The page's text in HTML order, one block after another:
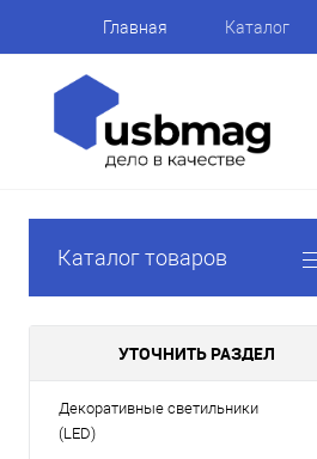
Главная Каталог
Каталог товаров
УТОЧНИТЬ РАЗДЕЛ
Декоративные светильники
(LED)